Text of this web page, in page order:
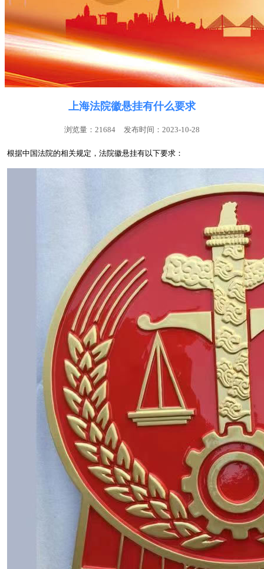
上海法院徽悬挂有什么要求
浏览量：21684 发布时间：2023-10-28
根据中国法院的相关规定，法院徽悬挂有以下要求：